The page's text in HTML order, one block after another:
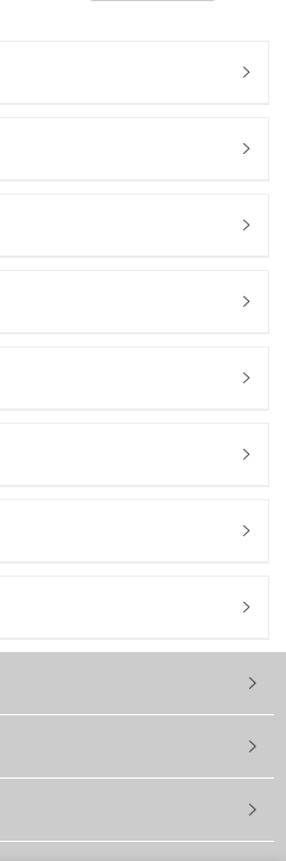










